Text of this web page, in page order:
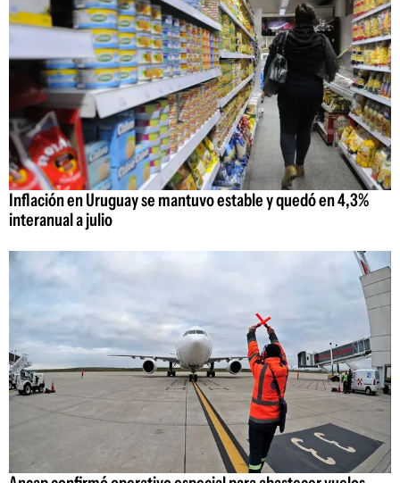
Inflación en Uruguay se mantuvo estable y quedó en 4,3%
interanual a julio